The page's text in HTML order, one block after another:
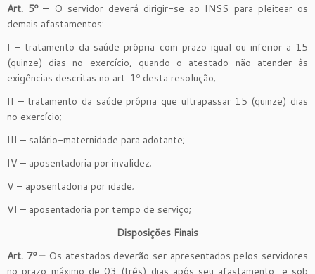
Art. 5º –O servidor deverá dirigir-se ao INSS para pleitear os
demais afastamentos:
I – tratamento da saúde própria com prazo igual ou inferior a 15
(quinze) dias no exercício, quando o atestado não atender às
exigências descritas no art. 1º desta resolução;
II – tratamento da saúde própria que ultrapassar 15 (quinze) dias
no exercício;
III – salário-maternidade para adotante;
IV – aposentadoria por invalidez;
V – aposentadoria por idade;
VI – aposentadoria por tempo de serviço;
Disposições Finais
Art. 7º –Os atestados deverão ser apresentados pelos servidores
no prazo máximo de 03 (três) dias após seu afastamento, e sob